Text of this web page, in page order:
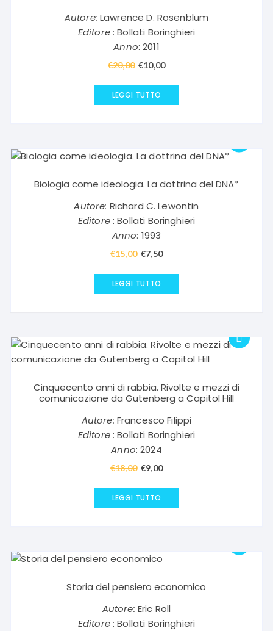
Autore: Lawrence D. Rosenblum
Editore: Bollati Boringhieri
Anno: 2011
€20,00 Il
originale
€10,00Il
LEGGI TUTTO
Biologia come ideologia. La dottrina del DNA*
Autore: Richard C. Lewontin
Editore: Bollati Boringhieri
Anno: 1993
€15,00 Il
originale
€7,50Il
LEGGI TUTTO
Cinquecento anni di rabbia. Rivolte e mezzi di
comunicazione da Gutenberg a Capitol Hill
Autore: Francesco Filippi
Editore: Bollati Boringhieri
Anno: 2024
€18,00 Il
originale
€9,00Il
LEGGI TUTTO
Storia del pensiero economico
Autore: Eric Roll
Editore: Bollati Boringhieri